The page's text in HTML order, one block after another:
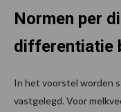
Normen per
differentiatie
In het voorstel worden
vastgelegd. Voor